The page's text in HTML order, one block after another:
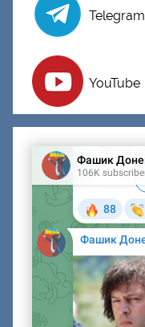
Telegram
YouTube